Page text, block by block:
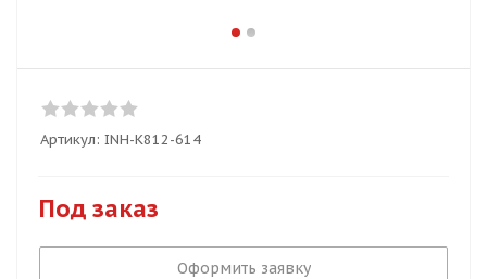
Артикул: INH-K812-614
Под заказ
Оформить заявку